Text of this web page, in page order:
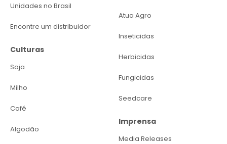
Unidades no Brasil
Encontre um distribuidor
Culturas
Soja
Milho
Café
Algodão
Atua Agro
Inseticidas
Herbicidas
Fungicidas
Seedcare
Imprensa
Media Releases